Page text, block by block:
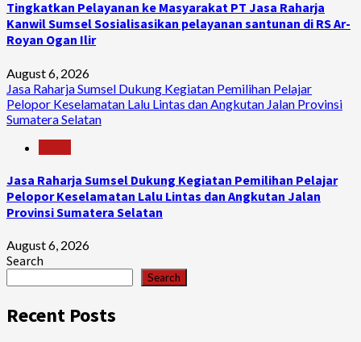
Tingkatkan Pelayanan ke Masyarakat PT Jasa Raharja
Kanwil Sumsel Sosialisasikan pelayanan santunan di RS Ar-
Royan Ogan Ilir
August 6, 2026
Jasa Raharja Sumsel Dukung Kegiatan Pemilihan Pelajar
Pelopor Keselamatan Lalu Lintas dan Angkutan Jalan Provinsi
Sumatera Selatan
Jasa Raharja Sumsel Dukung Kegiatan Pemilihan Pelajar
Pelopor Keselamatan Lalu Lintas dan Angkutan Jalan
Provinsi Sumatera Selatan
August 6, 2026
Search
Search
Recent Posts